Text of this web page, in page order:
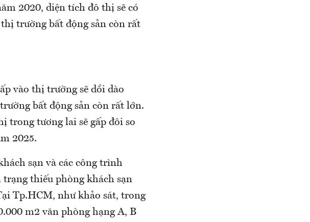
2020, diện tích đô thị sẽ có
trường bất động sản còn rất
vào thị trường sẽ dồi dào
bất động sản còn rất lớn.
trong tương lai sẽ gấp đôi so
2025.
sạn và các công trình
thiếu phòng khách sạn
Tp.HCM, như khảo sát, trong
m2 văn phòng hạng A, B